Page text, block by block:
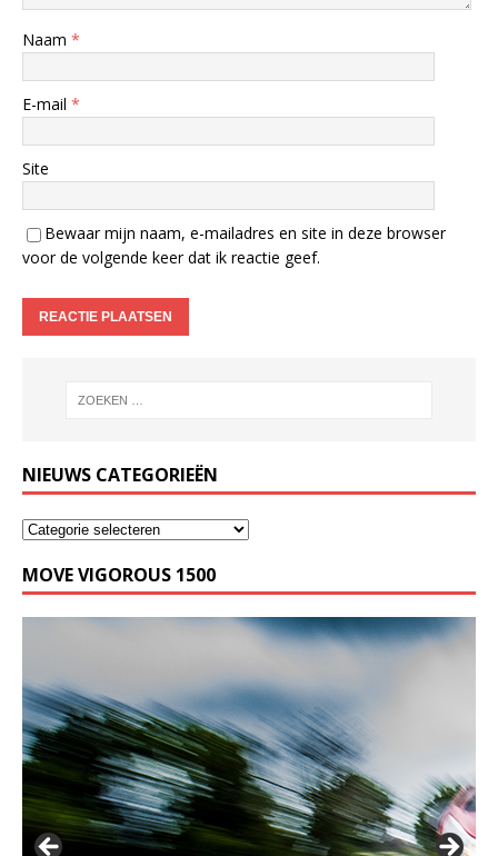
Naam *
E-mail *
Site
Bewaar mijn naam, e-mailadres en site in deze browser
voor de volgende keer dat ik reactie geef.
NIEUWS CATEGORIEËN
MOVE VIGOROUS 1500